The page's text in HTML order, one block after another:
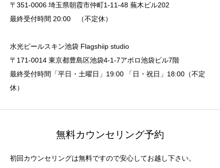
〒351-0006 埼玉県朝霞市仲町1-11-48 蕪木ビル202
最終受付時間 20:00 （不定休）
水光ピールスキン池袋 Flagshiip studio
〒171-0014 東京都豊島区池袋4-1-7アポロ池袋ビル7階
最終受付時間「平日・土曜日」19:00 「日・祝日」18:00（不定
休）
無料カウンセリング予約
初回カウンセリングは無料ですので安心してお越し下さい。